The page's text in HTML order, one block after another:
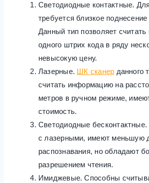
Светодиодные контактные.
требуется близкое поднесение
Данный тип позволяет
одного штрих кода в ряду
невысокую цену.
Лазерные. ШК сканер данного
считать информацию на
метров в ручном режиме,
стоимость.
Светодиодные
с лазерными, имеют меньшую
распознавания, но обладают
разрешением чтения.
Имиджевые. Способны